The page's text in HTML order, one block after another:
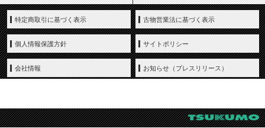
特定商取引に基づく表示 古物営業法に基づく表示
個人情報保護方針 サイトポリシー
会社情報 お知らせ（プレスリリース）